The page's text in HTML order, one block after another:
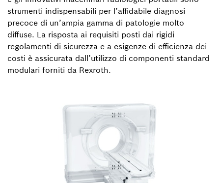
strumenti indispensabili per l’affidabile diagnosi
precoce di un’ampia gamma di patologie molto
diffuse. La risposta ai requisiti posti dai rigidi
regolamenti di sicurezza e a esigenze di efficienza dei
costi è assicurata dall’utilizzo di componenti standard
modulari forniti da Rexroth.